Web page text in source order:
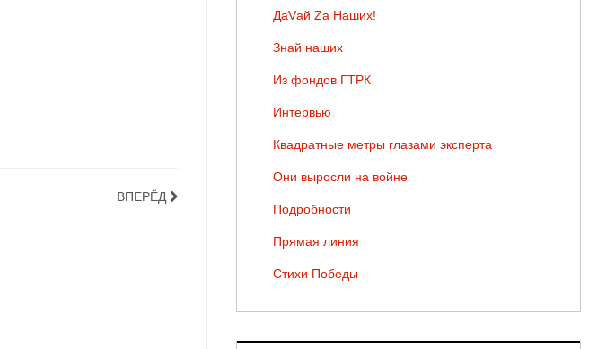
ВПЕРЁД
ДаVай Zа Наших!
Знай наших
Из фондов ГТРК
Интервью
Квадратные метры глазами эксперта
Они выросли на войне
Подробности
Прямая линия
Стихи Победы